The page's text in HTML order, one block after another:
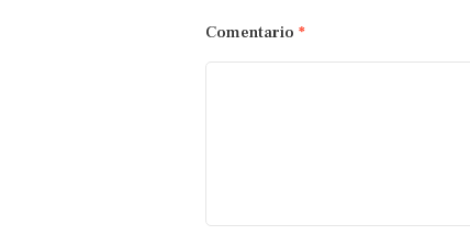
Comentario *